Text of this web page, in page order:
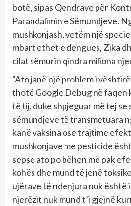
botë, sipas Qendrave për
Parandalimin e Sëmundjeve.
mushkonjash, vetëm një
mbart ethet e dengues, Zika
cilat sëmurin qindra miliona
“Ato janë një problem i
thotë Google Debug në
të tij, duke shpjeguar më tej se
sëmundjeve të transmetuara
kanë vaksina ose trajtime
mushkonjave me pesticide
sepse ato po bëhen më pak
kohës dhe mund të jenë
ujërave të ndenjura nuk është
njerëzit nuk mund t’i gjejnë